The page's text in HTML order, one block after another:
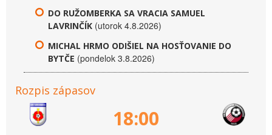
DO RUŽOMBERKA SA VRACIA SAMUEL
LAVRINČÍK (utorok 4.8.2026)
MICHAL HRMO ODIŠIEL NA HOSŤOVANIE DO
BYTČE (pondelok 3.8.2026)
Rozpis zápasov
18:00